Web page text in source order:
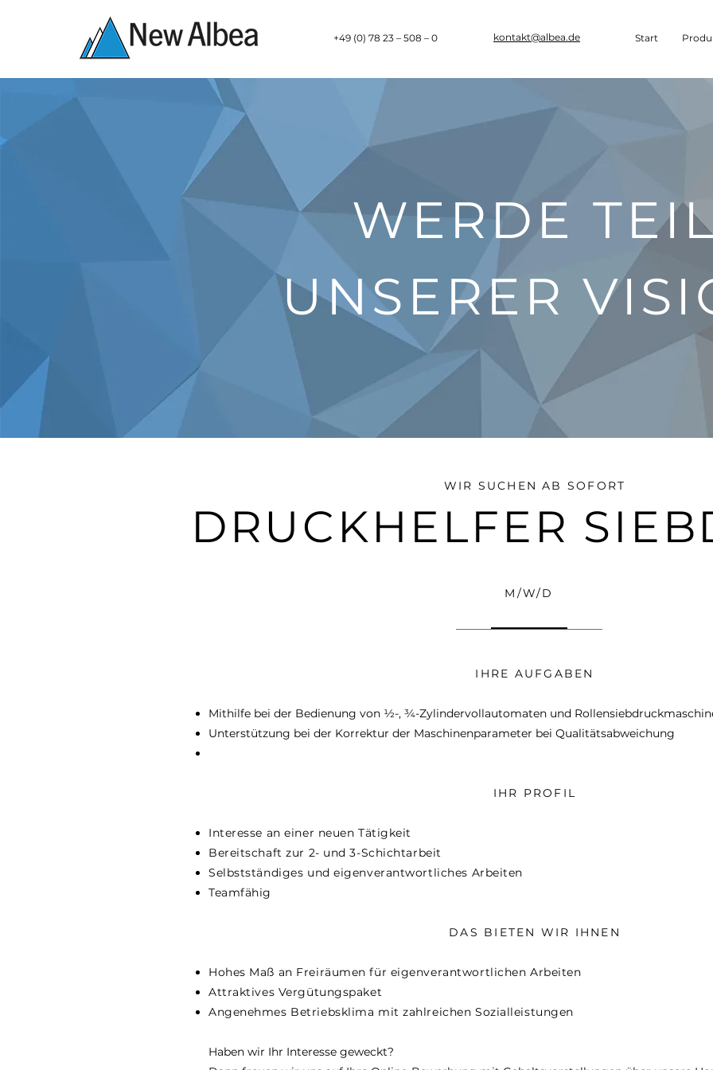
+49 (0) 78 23 – 508 – 0 kontakt@albea.de Start
WERDE
UNSERER
WIR SUCHEN AB SOFORT
DRUCKHELFER
M/W/D
IHRE AUFGABEN
Mithilfe bei der Bedienung von 1⁄2-, 3⁄4-Zylindervollautomaten und
Unterstützung bei der Korrektur der Maschinenparameter bei Qualitätsabweichung
IHR PROFIL
Interesse an einer neuen Tätigkeit
Bereitschaft zur 2- und 3-Schichtarbeit
Selbstständiges und eigenverantwortliches Arbeiten
Teamfähig
DAS BIETEN WIR IHNEN
Hohes Maß an Freiräumen für eigenverantwortlichen Arbeiten
Attraktives Vergütungspaket
Angenehmes Betriebsklima mit zahlreichen Sozialleistungen
Haben wir Ihr Interesse geweckt?